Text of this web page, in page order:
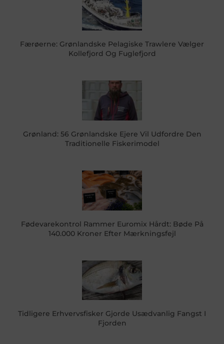
Færøerne: Grønlandske Pelagiske Trawlere Vælger
Kollefjord Og Fuglefjord
Grønland: 56 Grønlandske Ejere Vil Udfordre Den
Traditionelle Fiskerimodel
Fødevarekontrol Rammer Euromix Hårdt: Bøde På
140.000 Kroner Efter Mærkningsfejl
Tidligere Erhvervsfisker Gjorde Usædvanlig Fangst I
Fjorden